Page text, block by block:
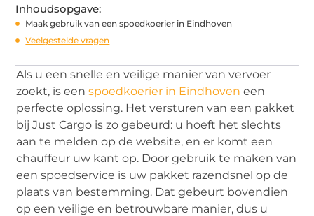
Inhoudsopgave:
Maak gebruik van een spoedkoerier in Eindhoven
Veelgestelde vragen
Als u een snelle en veilige manier van vervoer
zoekt, is eenspoedkoerier in Eindhoven een
perfecte oplossing. Het versturen van een pakket
bij Just Cargo is zo gebeurd: u hoeft het slechts
aan te melden op de website, en er komt een
chauffeur uw kant op. Door gebruik te maken van
een spoedservice is uw pakket razendsnel op de
plaats van bestemming. Dat gebeurt bovendien
op een veilige en betrouwbare manier, dus u